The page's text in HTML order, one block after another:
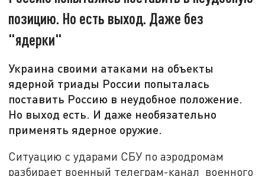
позицию. Но есть выход. Даже без
"ядерки"
Украина своими атаками на объекты
ядерной триады России попыталась
поставить Россию в неудобное положение.
Но выход есть. И даже необязательно
применять ядерное оружие.
Ситуацию с ударами СБУ по аэродромам
разбирает военный телеграм-канал военного